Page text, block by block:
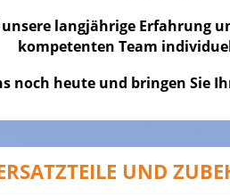
langjährige Erfahrung
kompetenten Team
noch heute und bringen Sie
UND